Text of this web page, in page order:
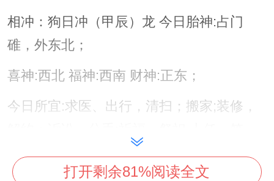
相冲：狗日冲（甲辰）龙 今日胎神:占门
碓，外东北；
喜神:西北 福神:西南 财神:正东；
今日所宜:求医、出行，清扫；搬家;装修，
约，求人，拜访；
打开剩余81%阅读全文